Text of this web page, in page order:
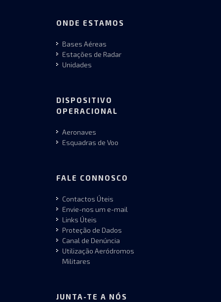
ONDE ESTAMOS
Bases Aéreas
Estações de Radar
Unidades
DISPOSITIVO
OPERACIONAL
Aeronaves
Esquadras de Voo
FALE CONNOSCO
Contactos Úteis
Envie-nos um e-mail
Links Úteis
Proteção de Dados
Canal de Denúncia
Utilização Aeródromos
Militares
JUNTA-TE A NÓS